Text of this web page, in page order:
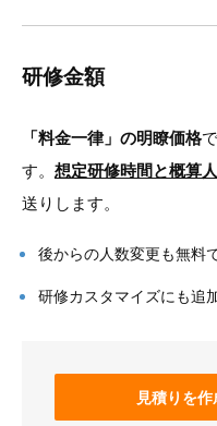
研修金額
「料金一律」の明瞭価格
す。 想定研修時間と概算
送りします。
後からの人数変更も無料
研修カスタマイズにも追
見積りを作